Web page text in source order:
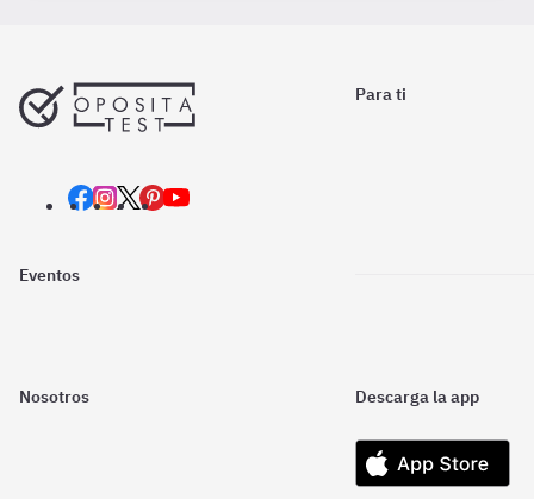
Para ti
Eventos
Nosotros Descarga la app